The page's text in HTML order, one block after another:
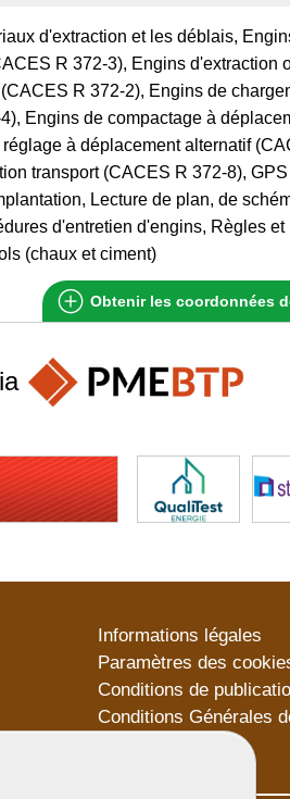
d'extraction et les déblais,
R 372-3), Engins d'extraction
R 372-2), Engins de
Engins de compactage à
à déplacement alternatif
transport (CACES R 372-8),
Lecture de plan, de
d'entretien d'engins, Règles et
(chaux et ciment)
Obtenir les coordonnées
Informations légales
Paramètres des
Conditions de
Conditions Générales